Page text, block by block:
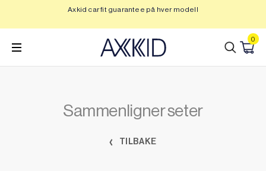
innhold
Axkid car fit guarantee på hver modell
0
Sammenligner seter
TILBAKE